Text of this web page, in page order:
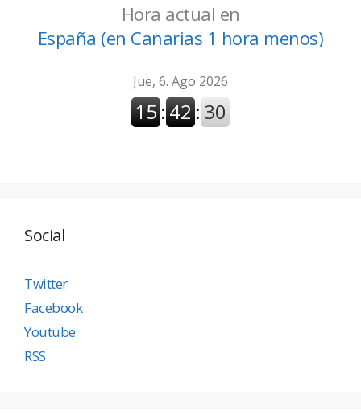
Hora actual en
España (en Canarias 1 hora menos)
Social
Twitter
Facebook
Youtube
RSS